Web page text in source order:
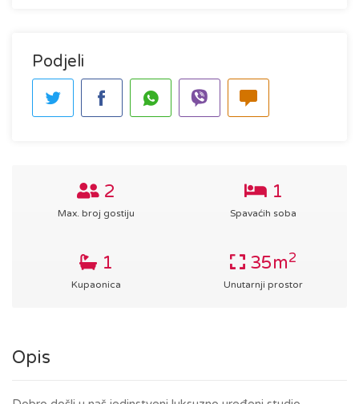
Podjeli
2
Max. broj gostiju
1
Spavaćih soba
1
Kupaonica
35m2
Unutarnji prostor
Opis